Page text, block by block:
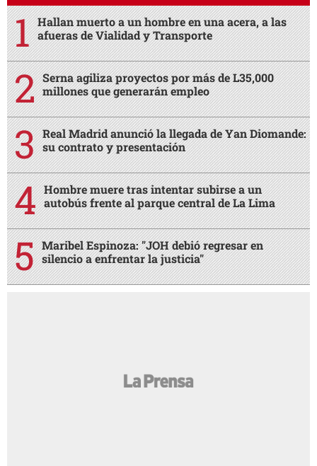
Hallan muerto a un hombre en una acera, a las
afueras de Vialidad y Transporte
Serna agiliza proyectos por más de L35,000
millones que generarán empleo
Real Madrid anunció la llegada de Yan Diomande:
su contrato y presentación
Hombre muere tras intentar subirse a un
autobús frente al parque central de La Lima
Maribel Espinoza: "JOH debió regresar en
silencio a enfrentar la justicia"